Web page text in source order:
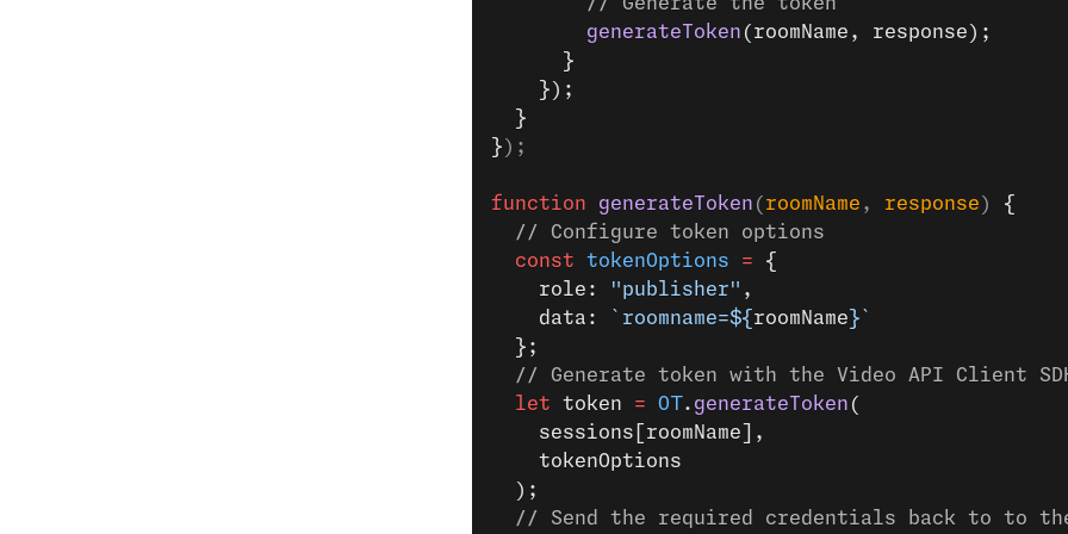
        generateToken
(roomName, response);
      }
    });
  }
} );
function generateToken ( roomName , response ) {
  // Configure token options
  const
tokenOptions = {
    role:
"publisher" ,
    data:
`roomname=${ roomName }`
  };
// Generate token with the Video API Client
  let
token = OT. generateToken (
    sessions[roomName],
    tokenOptions
  );
// Send the required credentials back to to